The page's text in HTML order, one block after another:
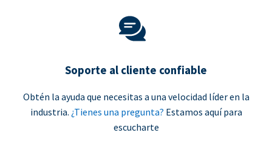
Soporte al cliente confiable
Obtén la ayuda que necesitas a una velocidad líder en la
industria. ¿Tienes una pregunta? Estamos aquí para
escucharte